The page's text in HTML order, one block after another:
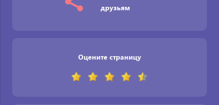
друзьям
Оцените страницу